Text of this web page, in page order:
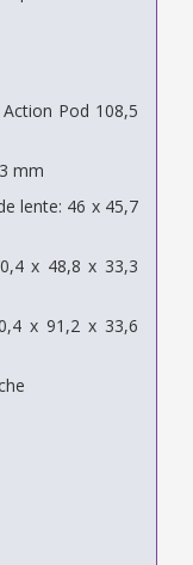
Pod 108,5
mm
lente: 46 x 45,7
x 48,8 x 33,3
x 91,2 x 33,6